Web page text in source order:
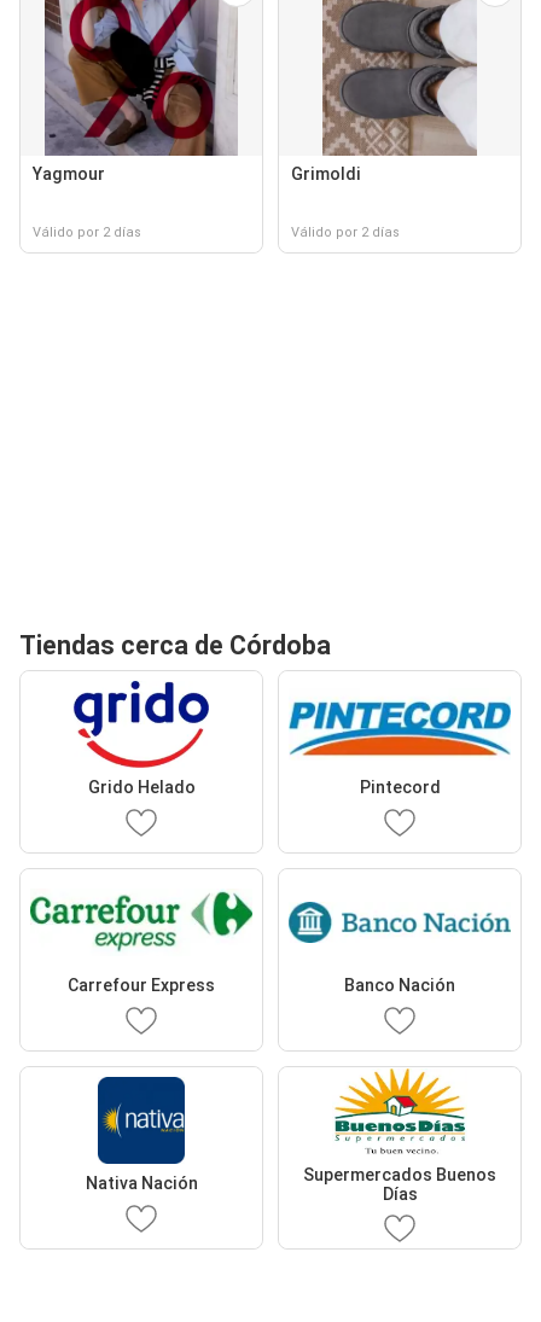
Yagmour
Válido por 2 días
Grimoldi
Válido por 2 días
Tiendas cerca de Córdoba
Grido Helado Pintecord
Carrefour Express Banco Nación
Nativa Nación
Supermercados Buenos
Días